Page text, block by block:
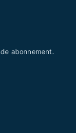
abonnement.